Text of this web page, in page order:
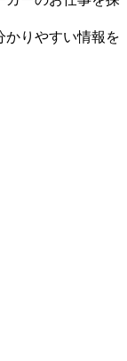
かりやすい情報を